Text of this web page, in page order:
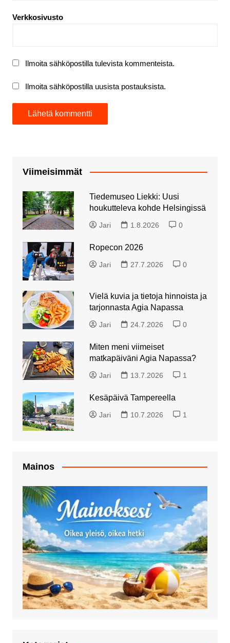
Verkkosivusto
Ilmoita sähköpostilla tulevista kommenteista.
Ilmoita sähköpostilla uusista postauksista.
Viimeisimmät
Tiedemuseo Liekki: Uusi
houkutteleva kohde Helsingissä
Jari 1.8.2026 0
Ropecon 2026
Jari 27.7.2026 0
Vielä kuvia ja tietoja hinnoista ja
tarjonnasta Agia Napassa
Jari 24.7.2026 0
Miten meni viimeiset
matkapäiväni Agia Napassa?
Jari 13.7.2026 1
Kesäpäivä Tampereella
Jari 10.7.2026 1
Mainos